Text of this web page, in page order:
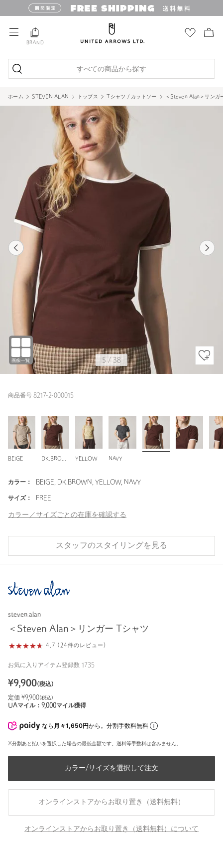
BRAND
すべての商品から探す
ホーム STEVEN ALAN トップス Tシャツ / カットソー ＜Steven Alan＞リンガ
5 / 38
商品番号 8217-2-000015
BEIGE YELLOW NAVY
カラー： BEIGE, DK.BROWN, YELLOW, NAVY
サイズ： FREE
カラー／サイズごとの在庫を確認する
スタッフのスタイリングを見る
steven alan
＜Steven Alan＞リンガー Tシャツ
4.7 (24件のレビュー)
お気に入りアイテム登録数 1735
¥9,900(税込)
定価 ¥9,900(税込)
UAマイル： 9,000マイル獲得
なら 月々1,650円から。分割手数料無料
※分割あと払いを選択した場合の最低金額です。送料等手数料は含みません。
カラー/サイズを選択して注文
オンラインストアからお取り置き（送料無料）
オンラインストアからお取り置き（送料無料）について
1